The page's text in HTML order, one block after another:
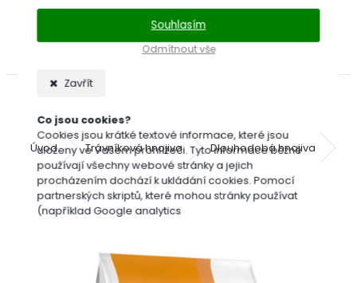
Odmítnout vše
Souhlasím
Zavřít
Co jsou cookies?
Cookies jsou krátké textové informace, které jsou
uloženy ve Vašem prohlížeči. Tyto informace běžně
používají všechny webové stránky a jejich
procházením dochází k ukládání cookies. Pomocí
partnerských skriptů, které mohou stránky používat
(například Google analytics
Přestože doporučujeme povolit používání všech typů
cookies, práci webu s nimi můžete nastavit dle
Roundup
Úvod Trávníková hnojiva Dlouhodobá hnojiva
Sierraform GT All Season trávníkové
hnojivo 20 kg